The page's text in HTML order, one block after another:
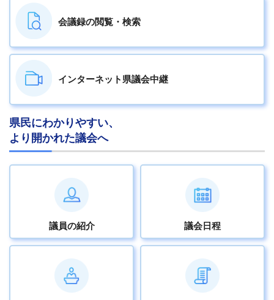
会議録の閲覧・検索
インターネット 県議会中継
県民にわかりやすい、
より開かれた議会へ
議員の紹介 議会日程